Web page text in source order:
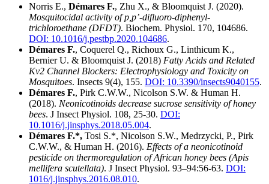
Norris E., Démares F., Zhu X., & Bloomquist J. (2020).
Mosquitocidal activity of p,p’-difluoro-diphenyl-
trichloroethane (DFDT). Biochem. Physiol. 170, 104686.
DOI: 10.1016/j.pestbp.2020.104686.
Démares F., Coquerel Q., Richoux G., Linthicum K.,
Bernier U. & Bloomquist J. (2018) Fatty Acids and Related
Kv2 Channel Blockers: Electrophysiology and Toxicity on
Mosquitoes. Insects 9(4), 155. DOI: 10.3390/insects9040155.
Démares F., Pirk C.W.W., Nicolson S.W. & Human H.
(2018). Neonicotinoids decrease sucrose sensitivity of honey
bees. J Insect Physiol. 108, 25-30. DOI:
10.1016/j.jinsphys.2018.05.004.
Démares F.*, Tosi S.*, Nicolson S.W., Medrzycki, P., Pirk
C.W.W., & Human H. (2016). Effects of a neonicotinoid
pesticide on thermoregulation of African honey bees (Apis
mellifera scutellata). J Insect Physiol. 93–94:56-63. DOI:
1016/j.jinsphys.2016.08.010.